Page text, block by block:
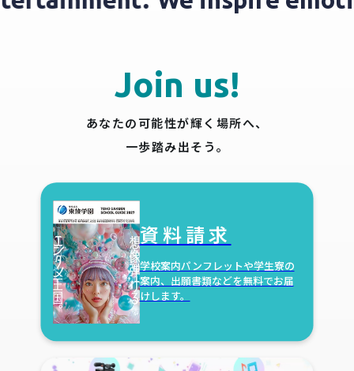
Join us!
あなたの可能性が輝く場所へ、
一歩踏み出そう。
資料請求
学校案内パンフレットや学生寮の
案内、出願書類などを無料でお届
けします。